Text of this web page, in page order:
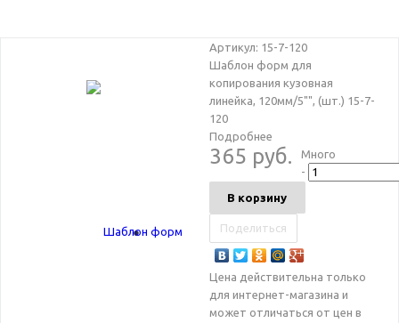
Артикул: 15-7-120
Шаблон форм для
копирования кузовная
линейка, 120мм/5"", (шт.) 15-7-
120
Подробнее
365 руб.
Много
-
В корзину
Поделиться
Цена действительна только
для интернет-магазина и
может отличаться от цен в